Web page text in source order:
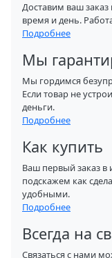
Доставим ваш
время и день.
Подробнее
Мы
Мы гордимся
Если товар не
деньги.
Подробнее
Как купить
Ваш первый заказ в
подскажем как
удобными.
Подробнее
Всегда на
Связаться с нами